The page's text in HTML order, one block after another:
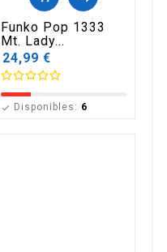
Funko Pop 1333
Mt. Lady...
24,99 €
 Disponibles: 6